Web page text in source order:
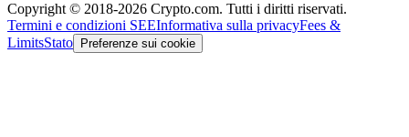
Copyright © 2018-2026 Crypto.com. Tutti i diritti riservati.
Termini e condizioni SEEInformativa sulla privacyFees &
LimitsStato Preferenze sui cookie